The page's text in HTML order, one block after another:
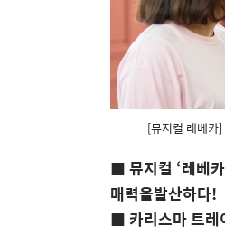
[뮤지컬 레베카]
■뮤지컬 ‘레베카
매력을발산하다!
■ 카리스마 트